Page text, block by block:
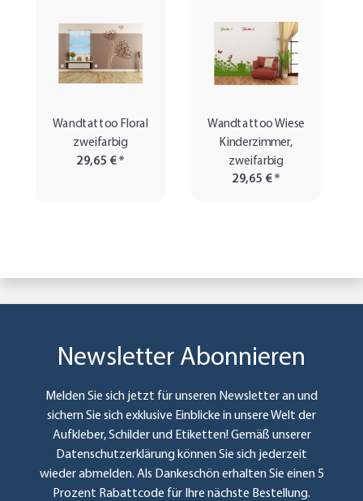
Wandtattoo Floral
zweifarbig
29,65 €*
Wandtattoo Wiese
Kinderzimmer,
zweifarbig
29,65 €*
Newsletter Abonnieren
Melden Sie sich jetzt für unseren Newsletter an und
sichern Sie sich exklusive Einblicke in unsere Welt der
Aufkleber, Schilder und Etiketten! Gemäß unserer
Datenschutzerklärung können Sie sich jederzeit
wieder abmelden. Als Dankeschön erhalten Sie einen 5
Prozent Rabattcode für Ihre nächste Bestellung.